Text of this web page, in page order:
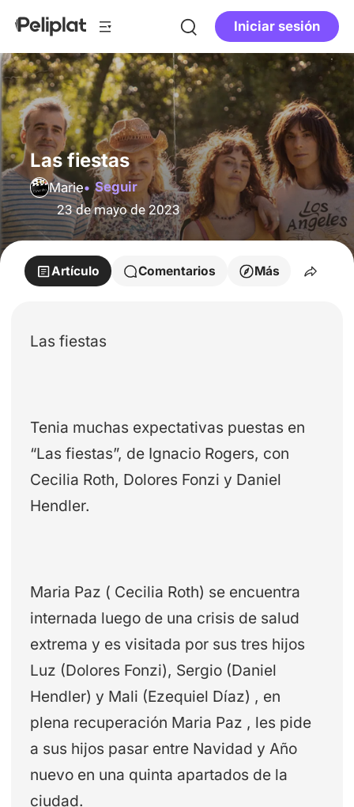
Iniciar sesión
Las fiestas
Marie
Seguir
23 de mayo de 2023
Artículo Comentarios Más
Las fiestas
Tenia muchas expectativas puestas en
“Las fiestas”, de Ignacio Rogers, con
Cecilia Roth, Dolores Fonzi y Daniel
Hendler.
Maria Paz ( Cecilia Roth) se encuentra
internada luego de una crisis de salud
extrema y es visitada por sus tres hijos
Luz (Dolores Fonzi), Sergio (Daniel
Hendler) y Mali (Ezequiel Díaz) , en
plena recuperación Maria Paz , les pide
a sus hijos pasar entre Navidad y Año
nuevo en una quinta apartados de la
ciudad.